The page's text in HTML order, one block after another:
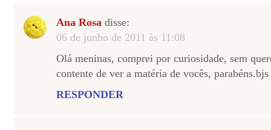
Ana Rosa disse:
06 de junho de 2011 às 11:08
Olá meninas, comprei por curiosidade, sem
contente de ver a matéria de vocês, parabéns.bjs
RESPONDER